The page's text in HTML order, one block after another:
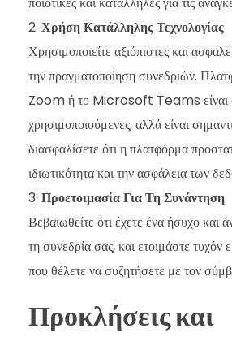
Χρήση Κατάλληλης Τεχνολογίας
Χρησιμοποιείτε αξιόπιστες και
την πραγματοποίηση συνεδριών.
Zoom ή το Microsoft Teams είναι
χρησιμοποιούμενες, αλλά είναι
διασφαλίσετε ότι η πλατφόρμα
ιδιωτικότητα και την ασφάλεια των
Προετοιμασία Για Τη Συνάντηση
Βεβαιωθείτε ότι έχετε ένα ήσυχο και
τη συνεδρία σας, και ετοιμάστε τυχόν
που θέλετε να συζητήσετε με τον
Προκλήσεις και